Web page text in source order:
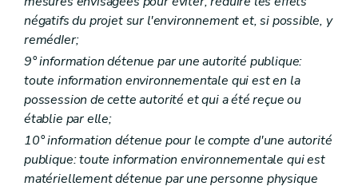
Chapitre IV Dispositions pénales
Art. D 78
Chapitre V
Art. D 79
Art. D 80
Art. D 81
Partie VI Conventions environnementales
Art. D 82
Art. D 83
Art. D 84
Art. D 85
Art. D 86
négatifs du projet sur l'environnement et, si possible, y
remédIer;
9° information détenue par une autorité publique:
toute information environnementale qui est en la
possession de cette autorité et qui a été reçue ou
établie par elle;
10° information détenue pour le compte d'une autorité
publique: toute information environnementale qui est
matériellement détenue par une personne physique